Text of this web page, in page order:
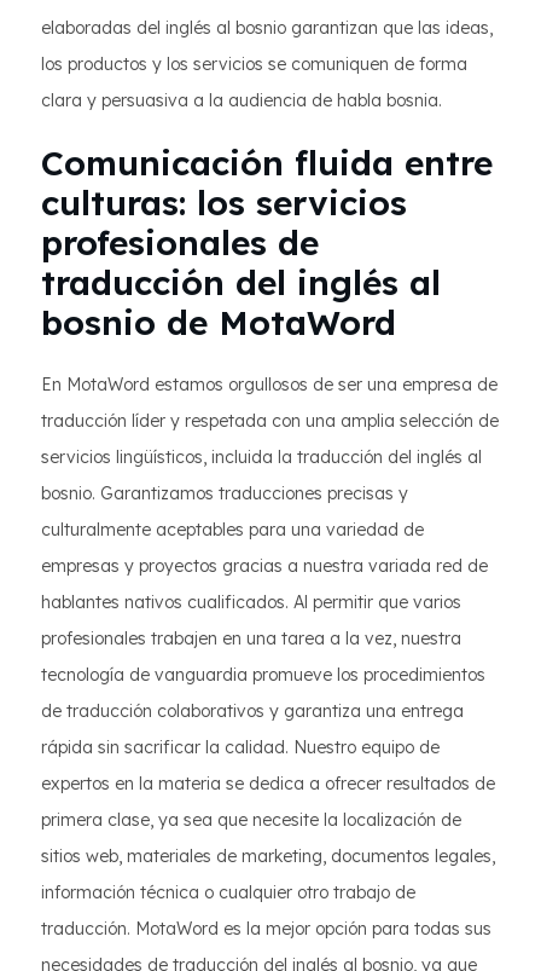
elaboradas del inglés al bosnio garantizan que las ideas,
los productos y los servicios se comuniquen de forma
clara y persuasiva a la audiencia de habla bosnia.
Comunicación fluida entre
culturas: los servicios
profesionales de
traducción del inglés al
bosnio de MotaWord
En MotaWord estamos orgullosos de ser una empresa de
traducción líder y respetada con una amplia selección de
servicios lingüísticos, incluida la traducción del inglés al
bosnio. Garantizamos traducciones precisas y
culturalmente aceptables para una variedad de
empresas y proyectos gracias a nuestra variada red de
hablantes nativos cualificados. Al permitir que varios
profesionales trabajen en una tarea a la vez, nuestra
tecnología de vanguardia promueve los procedimientos
de traducción colaborativos y garantiza una entrega
rápida sin sacrificar la calidad. Nuestro equipo de
expertos en la materia se dedica a ofrecer resultados de
primera clase, ya sea que necesite la localización de
sitios web, materiales de marketing, documentos legales,
información técnica o cualquier otro trabajo de
traducción. MotaWord es la mejor opción para todas sus
necesidades de traducción del inglés al bosnio, ya que